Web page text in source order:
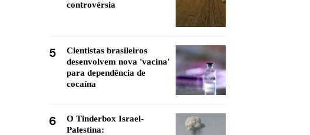
controvérsia
5
Cientistas brasileiros
desenvolvem nova 'vacina'
para dependência de
cocaína
6
O Tinderbox Israel-
Palestina: